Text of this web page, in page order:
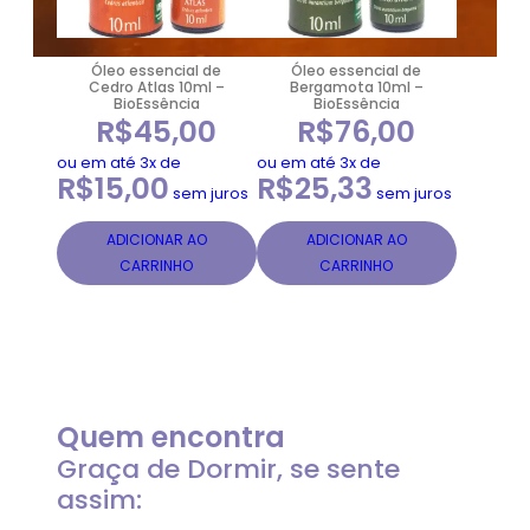
Óleo essencial de
Cedro Atlas 10ml –
BioEssência
R$45,00
ou em até 3x de
R$15,00 sem juros
ADICIONAR AO
CARRINHO
Óleo essencial de
Bergamota 10ml –
BioEssência
R$76,00
ou em até 3x de
R$25,33 sem juros
ADICIONAR AO
CARRINHO
Quem encontra
Graça de Dormir, se sente
assim: